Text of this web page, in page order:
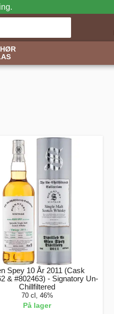
Spey 10 År 2011 (Cask
& #802463) - Signatory Un-
Chillfiltered
70 cl, 46%
På lager